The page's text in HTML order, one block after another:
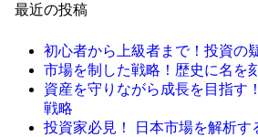
最近の投稿
初心者から上級者まで！投資の
市場を制した戦略！歴史に名を
資産を守りながら成長を目指す
戦略
投資家必見！ 日本市場を解析す